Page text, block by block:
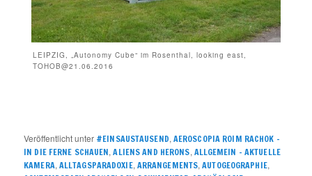
LEIPZIG, „Autonomy Cube“ im Rosenthal, looking east,
TOHOB@21.06.2016
Veröffentlicht unter #EINSAUSTAUSEND, AEROSCOPIA ROIM RACHOK –
IN DIE FERNE SCHAUEN,ALIENS AND HERONS, ALLGEMEIN – AKTUELLE
KAMERA, ALLTAGSPARADOXIE, ARRANGEMENTS,AUTOGEOGRAPHIE,